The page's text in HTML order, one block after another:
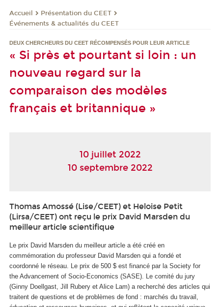
Accueil
Présentation du CEET
Événements & actualités du CEET
DEUX CHERCHEURS DU CEET RÉCOMPENSÉS POUR LEUR ARTICLE
« Si près et pourtant si loin : un
nouveau regard sur la
comparaison des modèles
français et britannique »
10 juillet 2022
10 septembre 2022
Thomas Amossé (Lise/CEET) et Heloise Petit
(Lirsa/CEET) ont reçu le prix David Marsden du
meilleur article scientifique
Le prix David Marsden du meilleur article a été créé en
commémoration du professeur David Marsden qui a fondé et
coordonné le réseau. Le prix de 500 $ est financé par la Society for
the Advancement of Socio-Economics (SASE). Le comité du jury
(Ginny Doellgast, Jill Rubery et Alice Lam) a recherché des articles qui
traitent de questions et de problèmes de fond : marchés du travail,